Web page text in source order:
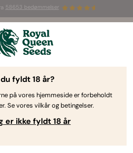
58653 bedømmelser
-Tidsbegrænset tilbud
3d 7h 18m 15s
til cannabis af Royal Queen Seeds
fyldt 18 år?
på vores hjemmeside er forbeholdt
Se vores vilkår og betingelser.
er ikke fyldt 18 år